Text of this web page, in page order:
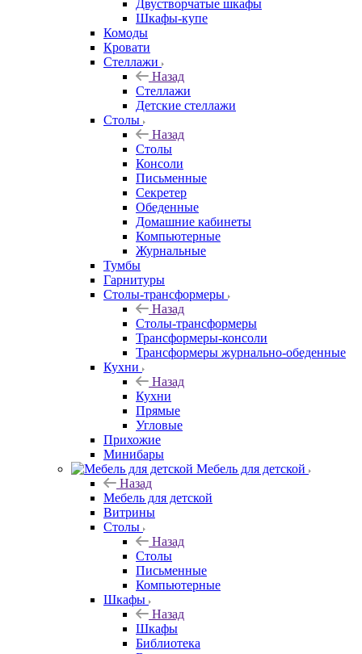
Двустворчатые шкафы
Шкафы-купе
Комоды
Кровати
Стеллажи
Назад
Стеллажи
Детские стеллажи
Столы
Назад
Столы
Консоли
Письменные
Секретер
Обеденные
Домашние кабинеты
Компьютерные
Журнальные
Тумбы
Гарнитуры
Столы-трансформеры
Назад
Столы-трансформеры
Трансформеры-консоли
Трансформеры журнально-обеденные
Кухни
Назад
Кухни
Прямые
Угловые
Прихожие
Минибары
Мебель для детской
Назад
Мебель для детской
Витрины
Столы
Назад
Столы
Письменные
Компьютерные
Шкафы
Назад
Шкафы
Библиотека